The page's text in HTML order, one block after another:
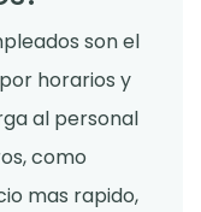
son el
horarios y
al personal
como
mas rapido,